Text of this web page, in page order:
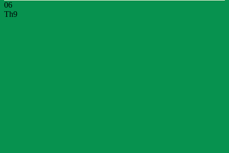
06
Th9